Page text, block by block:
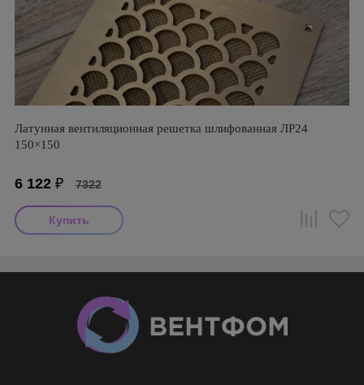
Латунная вентиляционная решетка шлифованная ЛР24
150×150
6 122 ₽ 7322